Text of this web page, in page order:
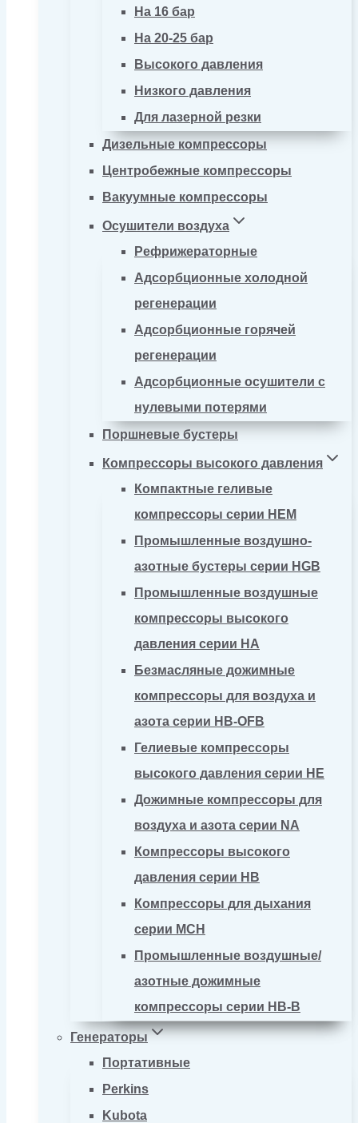
На 16 бар
На 20-25 бар
Высокого давления
Низкого давления
Для лазерной резки
Дизельные компрессоры
Центробежные компрессоры
Вакуумные компрессоры
Осушители воздуха
Рефрижераторные
Адсорбционные холодной
регенерации
Адсорбционные горячей
регенерации
Адсорбционные осушители с
нулевыми потерями
Поршневые бустеры
Компрессоры высокого давления
Компактные геливые
компрессоры серии HEM
Промышленные воздушно-
азотные бустеры серии HGB
Промышленные воздушные
компрессоры высокого
давления серии HA
Безмасляные дожимные
компрессоры для воздуха и
азота серии HB-OFB
Гелиевые компрессоры
высокого давления серии HE
Дожимные компрессоры для
воздуха и азота серии NA
Компрессоры высокого
давления серии HB
Компрессоры для дыхания
серии MCH
Промышленные воздушные/
азотные дожимные
компрессоры серии HB-B
Генераторы
Портативные
Perkins
Kubota